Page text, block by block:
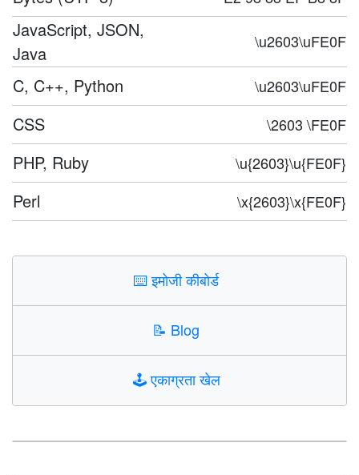
JavaScript, JSON,
Java
\u2603\uFE0F
C, C++, Python \u2603\uFE0F
CSS \2603 \FE0F
PHP, Ruby \u{2603}\u{FE0F}
Perl \x{2603}\x{FE0F}
⌨️इमोजी कीबोर्ड
📝 Blog
🕹️एकाग्रता खेल